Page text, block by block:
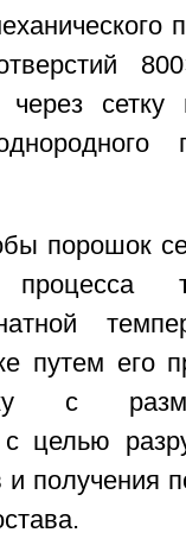
сетку
порошок
путем его
с
с целью
и получения